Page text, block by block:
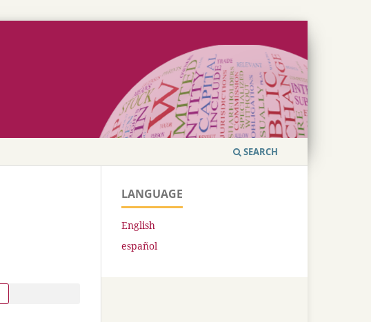
SEARCH
LANGUAGE
English
español